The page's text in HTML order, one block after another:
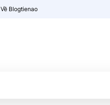
Về Blogtienao